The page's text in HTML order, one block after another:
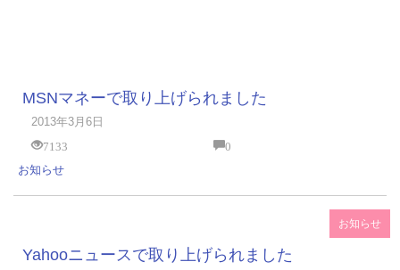
MSNマネーで取り上げられました
2013年3月6日
7133
0
お知らせ
お知らせ
Yahooニュースで取り上げられました